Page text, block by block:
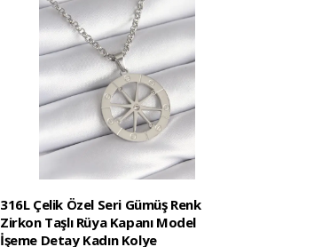
316L Çelik Özel Seri Gümüş Renk
Zirkon Taşlı Rüya Kapanı Model
İşeme Detay Kadın Kolye